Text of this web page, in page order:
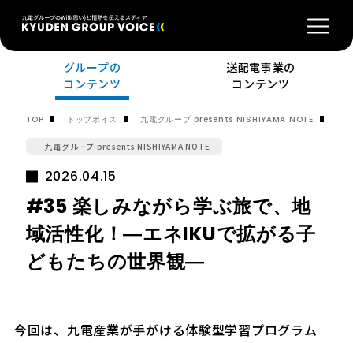
グループの
コンテンツ
送配電事業の
コンテンツ
TOP トップボイス 九電グループ presents NISHIYAMA NOTE
九電グループ presents NISHIYAMA NOTE
2026.04.15
#35 楽しみながら学ぶ旅で、地
域活性化！―エネIKUで拡がる子
どもたちの世界観―
今回は、九電産業が手がける体験型学習プログラム